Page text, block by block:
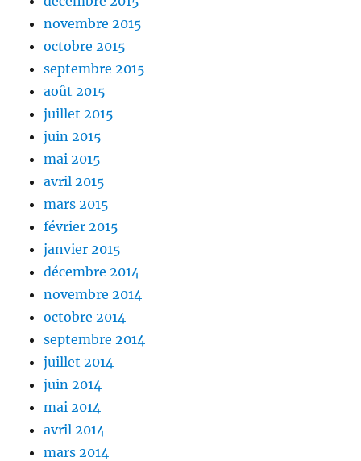
novembre 2015
octobre 2015
septembre 2015
août 2015
juillet 2015
juin 2015
mai 2015
avril 2015
mars 2015
février 2015
janvier 2015
décembre 2014
novembre 2014
octobre 2014
septembre 2014
juillet 2014
juin 2014
mai 2014
avril 2014
mars 2014